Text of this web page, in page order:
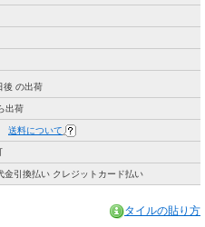
後 の出荷
出荷
送料について
金引換払い クレジットカード払い
タイルの貼り方